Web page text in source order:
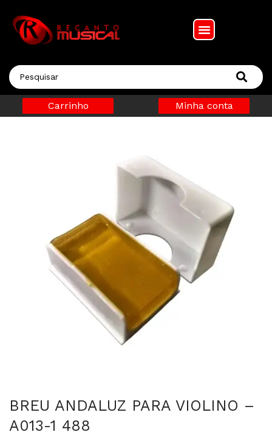
Carrinho Minha conta
BREU ANDALUZ PARA VIOLINO –
A013-1 488